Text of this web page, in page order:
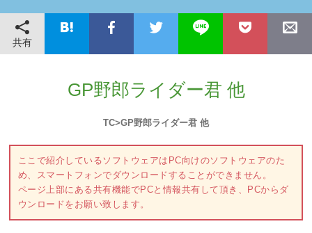
共有
GP野郎ライダー君 他
TC>GP野郎ライダー君 他
ここで紹介しているソフトウェアはPC向けのソフトウェアのた
め、スマートフォンでダウンロードすることができません。
ページ上部にある共有機能でPCと情報共有して頂き、PCからダ
ウンロードをお願い致します。